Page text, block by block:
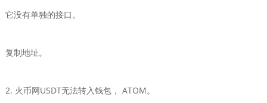
它没有单独的接口。
复制地址。
2. 火币网USDT无法转入钱包， ATOM。